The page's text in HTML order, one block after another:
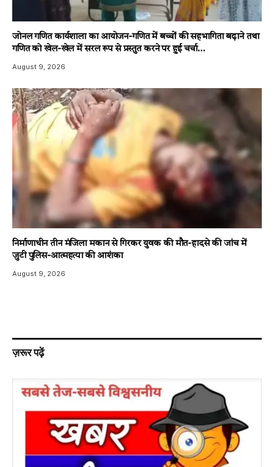
जोनल गणित कार्यशाला का आयोजन-गणित में बच्चों की सहभागिता बढ़ाने तथा
गणित को खेल-खेल में सरल रूप से प्रस्तुत करने पर हुई चर्चा…
August 9, 2026
निर्माणाधीन तीन मंजिला मकान से गिरकर युवक की मौत-हादसे की जांच में
जुटी पुलिस-आत्महत्या की आशंका
August 9, 2026
ज़रूर पढ़ें